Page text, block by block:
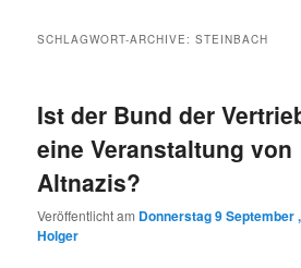
SCHLAGWORT-ARCHIVE:STEINBACH
Ist der Bund der
eine Veranstaltung von
Altnazis?
Veröffentlicht am Donnerstag 9 September
Holger